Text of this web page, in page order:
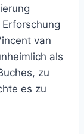
van
als
zu
es zu